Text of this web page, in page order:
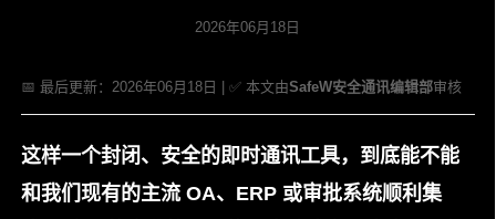
2026年06月18日
📅 最后更新：2026年06月18日 | ✅ 本文由SafeW安全通讯编辑部审核
这样一个封闭、安全的即时通讯工具，到底能不能
和我们现有的主流 OA、ERP 或审批系统顺利集